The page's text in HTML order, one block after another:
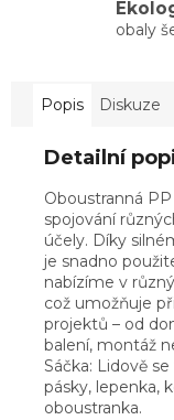
obaly
Popis Diskuze
Detailní
Oboustranná
spojování
účely. Díky
je snadno
nabízíme v
což umožňuje
projektů – od
balení, montáž
Sáčka: Lidově
pásky, lepenka,
oboustranka.